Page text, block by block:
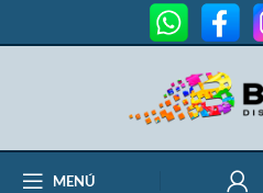
MENÚ
IMÁN IMPRIMIBLE